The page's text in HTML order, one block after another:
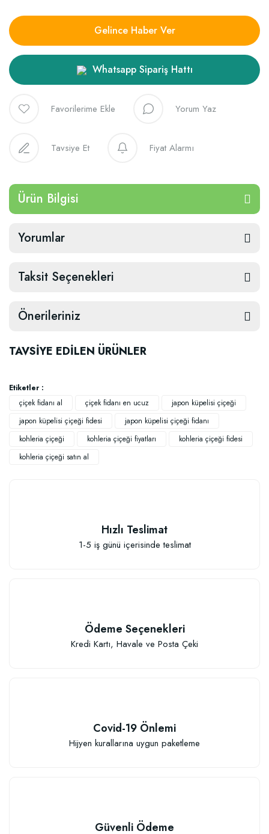
Gelince Haber Ver
Whatsapp Sipariş Hattı
Yorum Yaz
Tavsiye Et Fiyat Alarmı
Ürün Bilgisi
Yorumlar
Taksit Seçenekleri
Önerileriniz
TAVSİYE EDİLEN ÜRÜNLER
106,81 TL
Etiketler :
çiçek fidanı al
çiçek fidanı en ucuz
japon küpelisi çiçeği
japon küpelisi çiçeği fidesi
japon küpelisi çiçeği fidanı
kohleria çiçeği
kohleria çiçeği fiyatları
kohleria çiçeği fidesi
kohleria çiçeği satın al
Hızlı Teslimat
1-5 iş günü içerisinde teslimat
Ödeme Seçenekleri
Kredi Kartı, Havale ve Posta Çeki
Covid-19 Önlemi
Hijyen kurallarına uygun paketleme
Güvenli Ödeme